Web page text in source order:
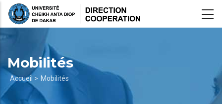
Aller
Mobilités
Fil
d'Ariane
Accueil > Mobilités